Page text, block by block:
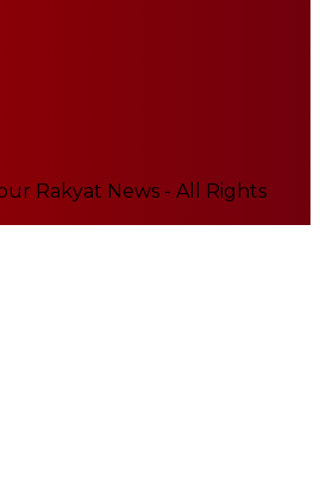
Rakyat News - All Rights